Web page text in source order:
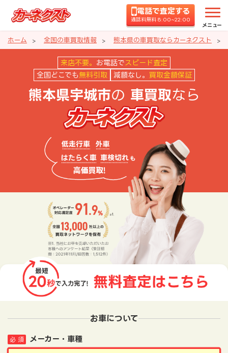
電話で査定する
通話料無料 8:00~22:00
メニュー
ホーム 全国の車買取情報 熊本県の車買取ならカーネクスト
熊本県宇城市の車買取ならカー
来店不要。 お電話で スピード査定
全国どこでも 無料引取 減額なし。 買取金額保証
熊本県宇城市の 車買取なら
お車について
メーカー・車種
必 須